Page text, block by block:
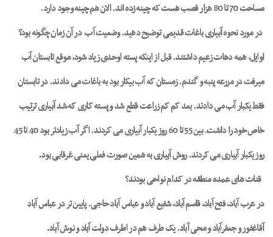
مساحت 70 تا 80 هزار قصب هست که چينه زده اند. الان هم چينه وجود دارد.
در مورد نحوه آبیاری باغات قدیمی توضیح دهید. وضعیت آبدر آن زمان چگونه بود؟
اوایل، همه دهات زعیم داشتند. قبل از اینکه پسته اوحدی زیاد شود، موقع تابستان آب
میرفت در مزرعه پنبه و گندم. زمستان که آب بیکار بود به باغات می دادند. در تابستان
فقط یکبار آب می دادند. بعد کم کم زراعت قطع شد و پسته کاری که شد آبیاری ترتیب
خاص خود را داشت. بین 55 تا 60 روز یکبار آبیاری می کردند. اگر آب زیادتر بود 40 تا 45
روز یکبار آبیاری می کردند. روش آبیاری به همین صورت فعلی یعنی غرقابی بود.
قنات های عمده منطقه در کدام نواحی بودند؟
در عرب آباد، فتح آباد، قاسم آباد، شفیع آباد و عباس آباد حاجی. پایین تر در عباس آباد
آقاغفور و جعفرآباد و محی آباد. یک طرف هم در اطرف دولت آباد و نوش آباد.